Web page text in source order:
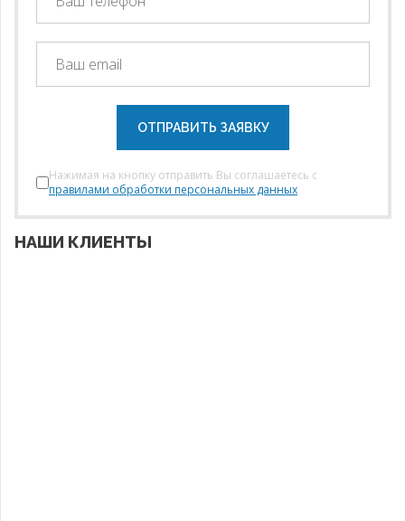
ОТПРАВИТЬ ЗАЯВКУ
Нажимая на кнопку отправить Вы соглашаетесь с
правилами обработки персональных данных
НАШИ КЛИЕНТЫ